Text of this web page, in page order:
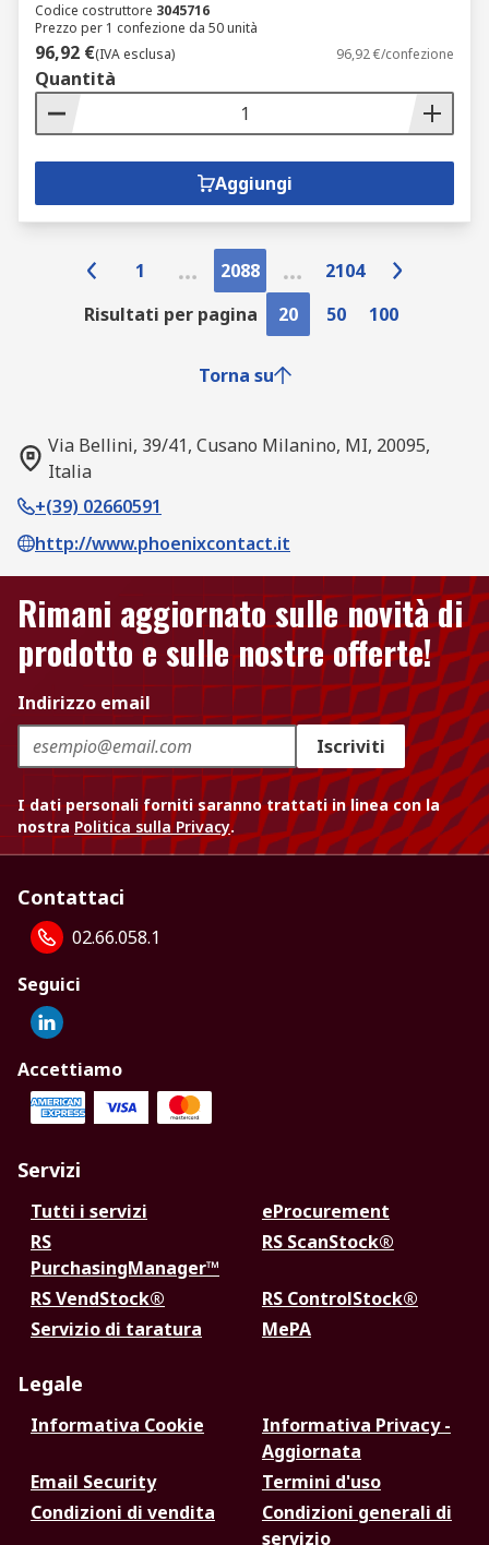
Codice costruttore 3045716
Prezzo per 1 confezione da 50 unità
96,92 €(IVA esclusa) 96,92 €/confezione
Quantità
Aggiungi
1 2088
2104
Risultati per pagina
20 50 100
Torna su
Via Bellini, 39/41, Cusano Milanino, MI, 20095,
Italia
+(39) 02660591
http://www.phoenixcontact.it
Rimani aggiornato sulle novità di
prodotto e sulle nostre offerte!
Indirizzo email
Iscriviti
I dati personali forniti saranno trattati in linea con la
nostra Politica sulla Privacy.
Contattaci
02.66.058.1
Seguici
Accettiamo
Servizi
Tutti i servizi
eProcurement
RS
PurchasingManager™
RS ScanStock®
RS VendStock®
RS ControlStock®
Servizio di taratura
MePA
Legale
Informativa Cookie
Informativa Privacy -
Aggiornata
Email Security
Termini d'uso
Condizioni di vendita
Condizioni generali di
servizio